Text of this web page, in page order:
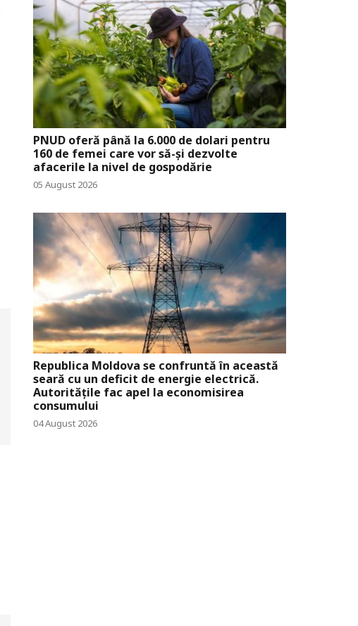
PNUD oferă până la 6.000 de dolari pentru
160 de femei care vor să-și dezvolte
afacerile la nivel de gospodărie
05 August 2026
Republica Moldova se confruntă în această
seară cu un deficit de energie electrică.
Autoritățile fac apel la economisirea
consumului
04 August 2026